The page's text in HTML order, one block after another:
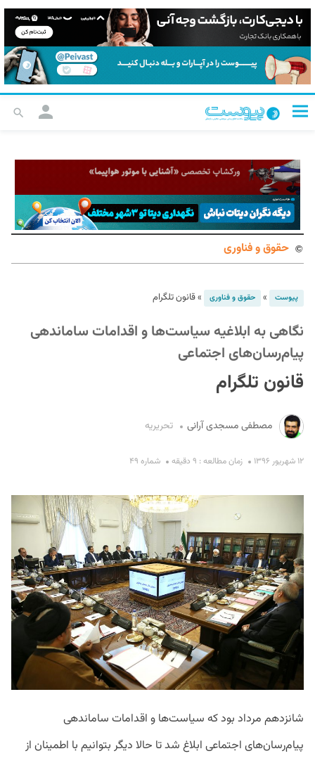
حقوق و فناوری
پیوست » حقوق و فناوری »قانون تلگرام
نگاهی به ابلاغیه سیاست‌ها و اقدامات ساماندهی
پیام‌رسان‌های اجتماعی
قانون تلگرام
مصطفی مسجدی آرانی تحریریه
۱۲ شهریور ۱۳۹۶ زمان مطالعه : ۹ دقیقه شماره ۴۹
شانزدهم مرداد بود که سیاست‌ها و اقدامات ساماندهی
پیام‌رسان‌های اجتماعی ابلاغ شد تا حالا دیگر بتوانیم با اطمینان از